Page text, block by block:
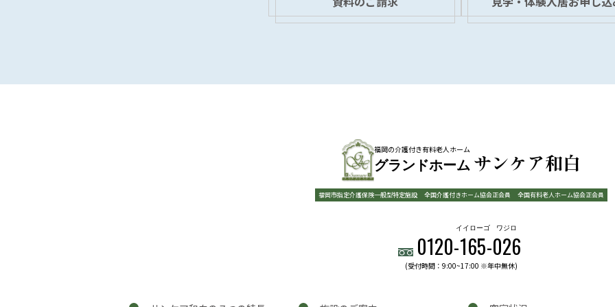
福岡の介護付き有料老人ホーム
グランドホーム サンケア和白
福岡市指定介護保険一般型特定施設 全国介護付きホーム協会正会員 全国有料老人ホーム協会正会員
0120-165
イイローゴ
-026
ワジロ
(受付時間：9:00~17:00 ※年中無休)